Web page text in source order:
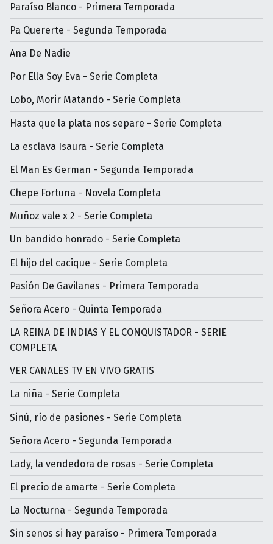
Paraíso Blanco - Primera Temporada
Pa Quererte - Segunda Temporada
Ana De Nadie
Por Ella Soy Eva - Serie Completa
Lobo, Morir Matando - Serie Completa
Hasta que la plata nos separe - Serie Completa
La esclava Isaura - Serie Completa
El Man Es German - Segunda Temporada
Chepe Fortuna - Novela Completa
Muñoz vale x 2 - Serie Completa
Un bandido honrado - Serie Completa
El hijo del cacique - Serie Completa
Pasión De Gavilanes - Primera Temporada
Señora Acero - Quinta Temporada
LA REINA DE INDIAS Y EL CONQUISTADOR - SERIE
COMPLETA
VER CANALES TV EN VIVO GRATIS
La niña - Serie Completa
Sinú, río de pasiones - Serie Completa
Señora Acero - Segunda Temporada
Lady, la vendedora de rosas - Serie Completa
El precio de amarte - Serie Completa
La Nocturna - Segunda Temporada
Sin senos si hay paraíso - Primera Temporada